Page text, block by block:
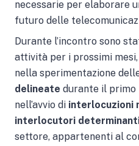
necessarie per elaborare
futuro delle
Durante l’incontro sono
attività per i prossimi
nella sperimentazione
delineate durante il primo
nell’avvio di interlocuzioni
interlocutori
settore, appartenenti al